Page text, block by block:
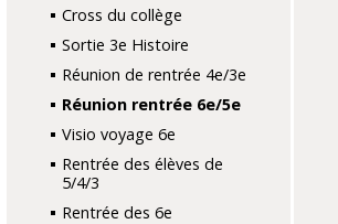
Cross du collège
Sortie 3e Histoire
Réunion de rentrée 4e/3e
Réunion rentrée 6e/5e
Visio voyage 6e
Rentrée des élèves de
5/4/3
Rentrée des 6e